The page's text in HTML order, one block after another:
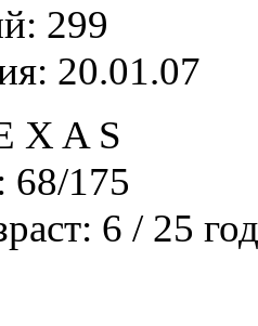
299
20.01.07
X A S
68/175
6 / 25